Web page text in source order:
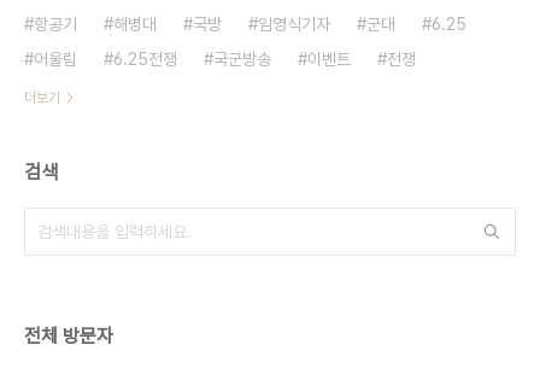
항공기
해병대 국방 임영식기자 군대
6.25
어울림
6.25전쟁 국군방송 이벤트 전쟁
더보기
검색
전체 방문자